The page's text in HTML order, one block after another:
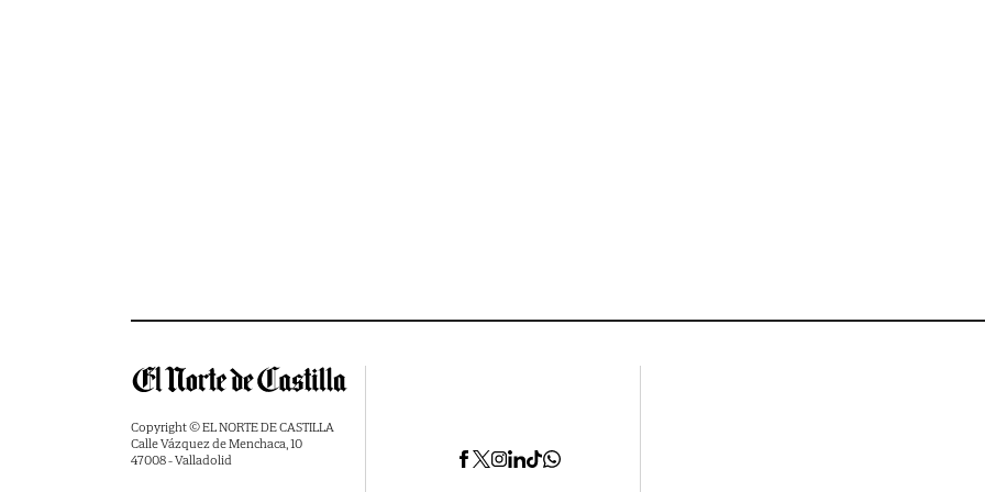
Copyright © EL NORTE DE CASTILLA
Calle Vázquez de Menchaca, 10
47008 - Valladolid